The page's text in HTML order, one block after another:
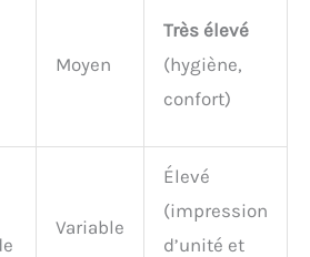
Moyen
Très élevé
(hygiène,
confort)
Variable
Élevé
(impression
d’unité et